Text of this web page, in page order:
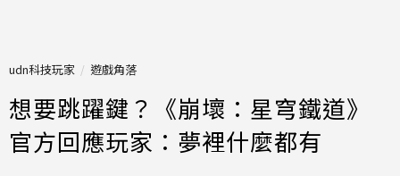
udn科技玩家 遊戲角落
想要跳躍鍵？《崩壞：星穹鐵道》
官方回應玩家：夢裡什麼都有